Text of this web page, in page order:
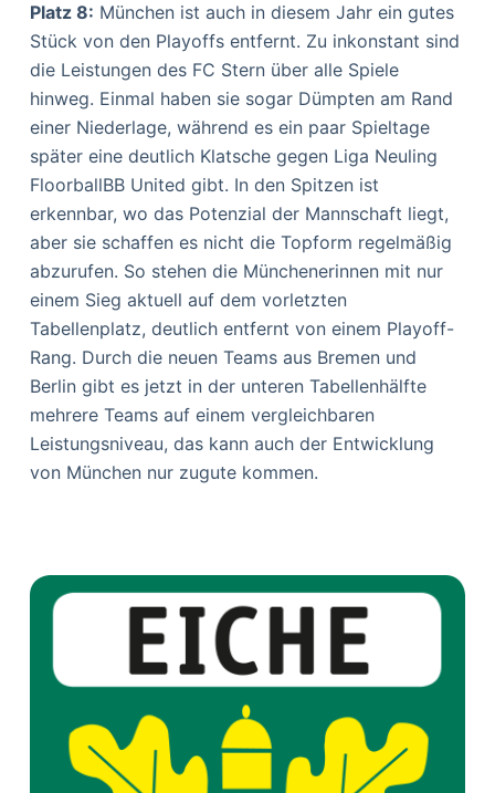
Platz 8: München ist auch in diesem Jahr ein gutes
Stück von den Playoffs entfernt. Zu inkonstant sind
die Leistungen des FC Stern über alle Spiele
hinweg. Einmal haben sie sogar Dümpten am Rand
einer Niederlage, während es ein paar Spieltage
später eine deutlich Klatsche gegen Liga Neuling
FloorballBB United gibt. In den Spitzen ist
erkennbar, wo das Potenzial der Mannschaft liegt,
aber sie schaffen es nicht die Topform regelmäßig
abzurufen. So stehen die Münchenerinnen mit nur
einem Sieg aktuell auf dem vorletzten
Tabellenplatz, deutlich entfernt von einem Playoff-
Rang. Durch die neuen Teams aus Bremen und
Berlin gibt es jetzt in der unteren Tabellenhälfte
mehrere Teams auf einem vergleichbaren
Leistungsniveau, das kann auch der Entwicklung
von München nur zugute kommen.